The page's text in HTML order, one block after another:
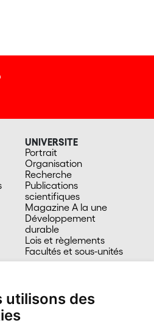
utilisons des
UNIVERSITE
Portrait
Organisation
Recherche
Publications
scientifiques
Magazine A la une
Développement
durable
Lois et règlements
Facultés et sous-unités
Culture et vie sociale
Sports